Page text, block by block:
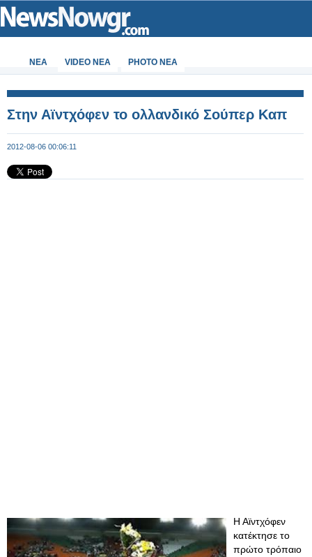
ΝΕΑ VIDEO NEA PHOTO NEA
Στην Αϊντχόφεν το ολλανδικό Σούπερ Καπ
2012-08-06 00:06:11
Η Αϊντχόφεν
κατέκτησε το
πρώτο τρόπαιο